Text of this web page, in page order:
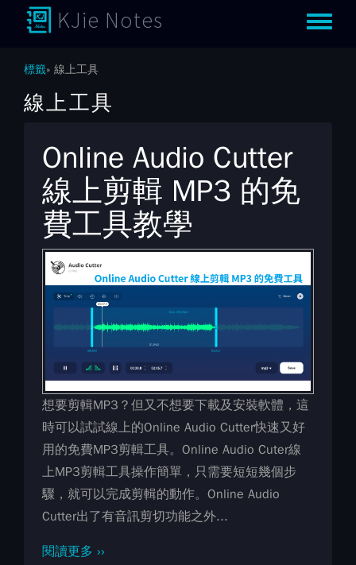
KJie Notes Toggle
標籤 線上工具
線上工具
Online Audio Cutter
線上剪輯 MP3 的免
費工具教學
想要剪輯MP3？但又不想要下載及安裝軟體，這
時可以試試線上的Online Audio Cutter快速又好
用的免費MP3剪輯工具。Online Audio Cuter線
上MP3剪輯工具操作簡單，只需要短短幾個步
驟，就可以完成剪輯的動作。Online Audio
Cutter出了有音訊剪切功能之外...
閱讀更多 ››